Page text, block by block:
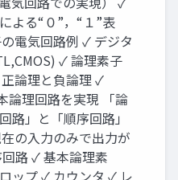
よる“０”，“１”表
電気回路例 ✓ デジタ
✓ 論理素子
論理と負論理 ✓
論理回路を実現 「論
路」と「順序回路」
の入力のみで出力が
路 ✓ 基本論理素
ップ ✓ カウンタ ✓ レ